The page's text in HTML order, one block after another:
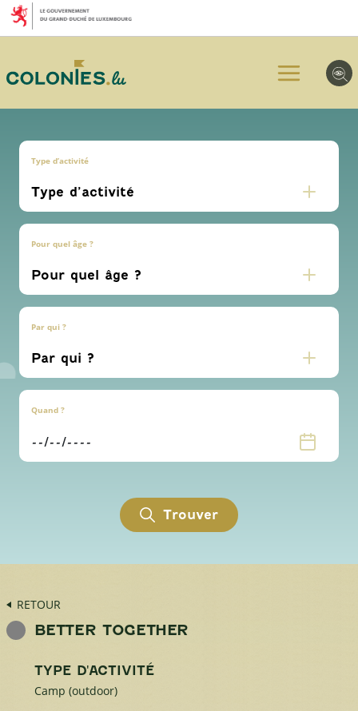
Aller
au
menu
Aller
au
contenu
Aller
au
pied
page
Type d’activité
Pour quel âge ?
Par qui ?
Quand ?
Trouver
RETOUR
BETTER TOGETHER
TYPE D'ACTIVITÉ
Camp (outdoor)